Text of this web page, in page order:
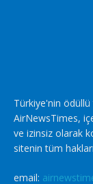
Türkiye'nin ödüllü
AirNewsTimes,
ve izinsiz olarak
sitenin tüm hakları
email: